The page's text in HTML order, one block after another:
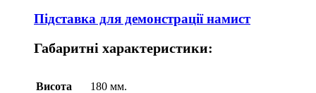
Підставка для демонстрації намист
Габаритні характеристики:
Висота 180 мм.